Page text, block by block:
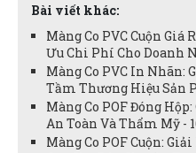
Bài viết khác:
Màng Co PVC Cuộn Giá
Ưu Chi Phí Cho Doanh
Màng Co PVC In Nhãn:
Tầm Thương Hiệu Sản
Màng Co POF Đóng
An Toàn Và Thẩm Mỹ -
Màng Co POF Cuộn: